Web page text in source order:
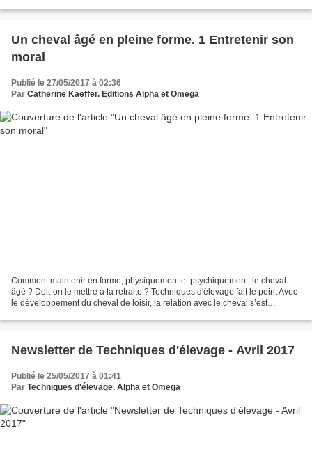
Un cheval âgé en pleine forme. 1 Entretenir son
moral
Publié le 27/05/2017 à 02:36
Par Catherine Kaeffer. Editions Alpha et Omega
Comment maintenir en forme, physiquement et psychiquement, le cheval
âgé ? Doit-on le mettre à la retraite ? Techniques d'élevage fait le point Avec
le développement du cheval de loisir, la relation avec le cheval s’est
Newsletter de Techniques d'élevage - Avril 2017
Publié le 25/05/2017 à 01:41
Par Techniques d'élevage. Alpha et Omega